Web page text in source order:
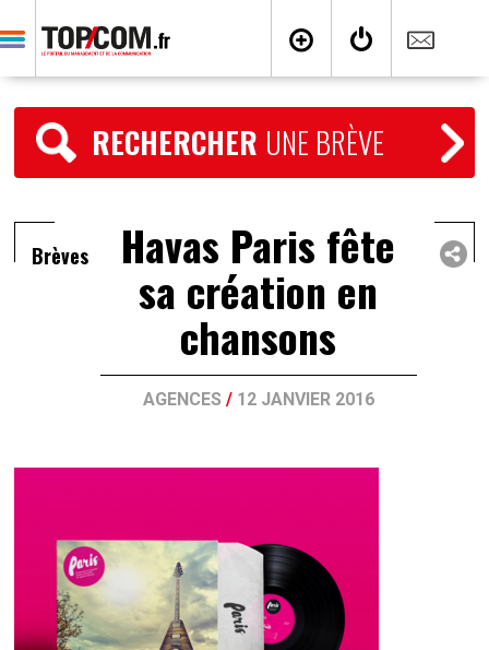
RECHERCHER UNE BRÈVE
Brèves Havas Paris fête
sa création en
chansons
AGENCES / 12 JANVIER 2016